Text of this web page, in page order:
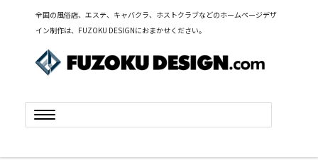
全国の風俗店、エステ、キャバクラ、ホストクラブなどのホームページデザ
イン制作は、FUZOKU DESIGNにおまかせください。
Toggle
navigation